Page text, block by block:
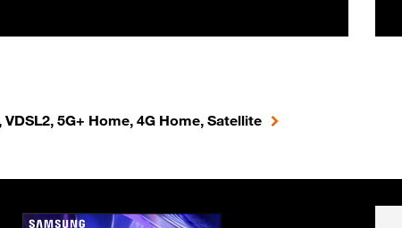
5G+ Home, 4G Home, Satellite